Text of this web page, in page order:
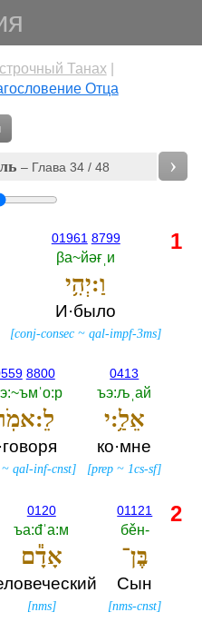
Танах
Отца
– Глава 34 / 48 ›
01961 8799
βа~йәғˌи
וַ:יְהִ֥י
И·было
[conj-consec ~qal-impf-3ms]
0413
ъэ:љˌай
אֵלַ֥:י
ко·мне
[prep ~1cs-sf]
8800
·говоря
~qal-inf-cnst]
1
01121
бěн-‎
בֶּן־
Сын
[nms-cnst]
0120
ъа:đˈа:м
אָדָ֕ם
[nms]
2